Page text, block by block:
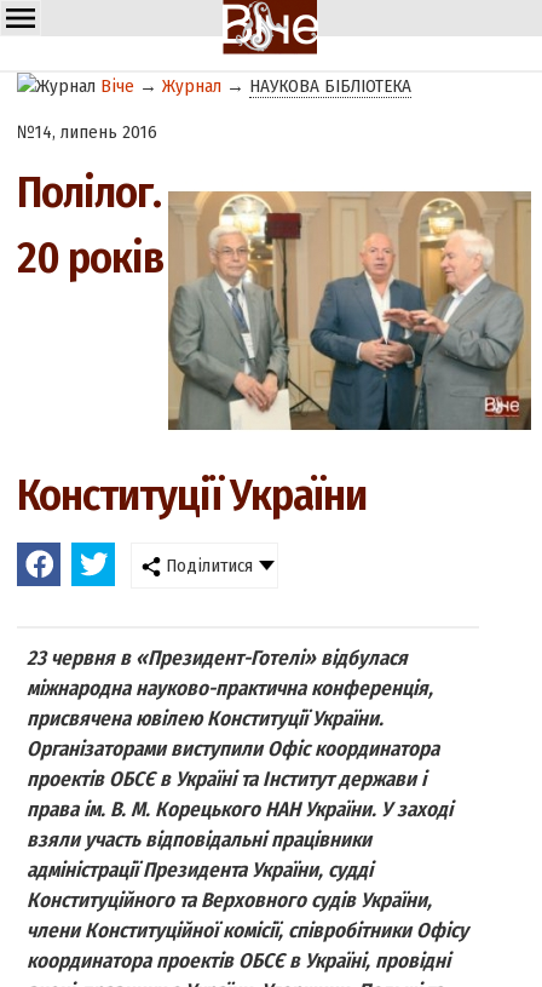
Віче →Журнал → НАУКОВА БІБЛІОТЕКА
№14, липень 2016
Полілог.
20 років
Конституції України
Поділитися
23 червня в «Президент-Готелі» відбулася
міжнародна науково-практична конференція,
присвячена ювілею Конституції України.
Організаторами виступили Офіс координатора
проектів ОБСЄ в Україні та Інститут держави і
права ім. В. М. Корецького НАН України. У заході
взяли участь відповідальні працівники
адміністрації Президента України, судді
Конституційного та Верховного судів України,
члени Конституційної комісії, співробітники Офісу
координатора проектів ОБСЄ в Україні, провідні